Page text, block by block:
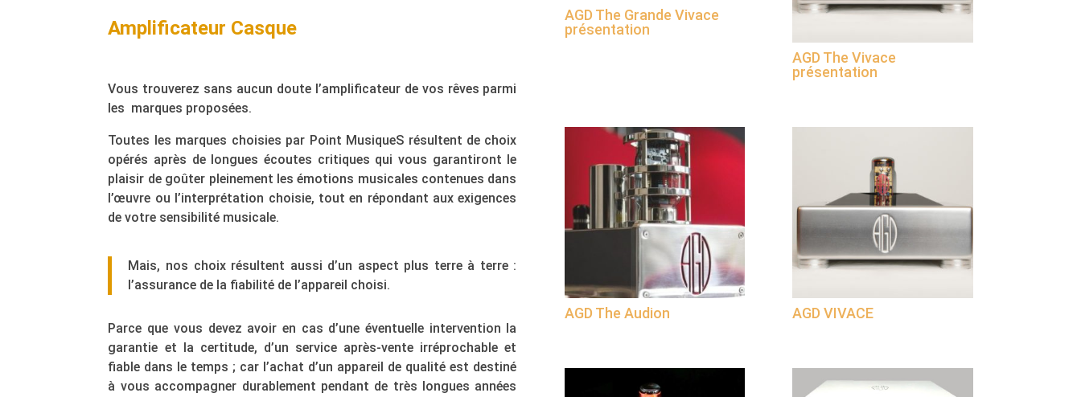
Amplificateur Casque
Vous trouverez sans aucun doute l’amplificateur de vos rêves parmi
les marques proposées.
Toutes les marques choisies par Point MusiqueS résultent de choix
opérés après de longues écoutes critiques qui vous garantiront le
plaisir de goûter pleinement les émotions musicales contenues dans
l’œuvre ou l’interprétation choisie, tout en répondant aux exigences
de votre sensibilité musicale.
Mais, nos choix résultent aussi d’un aspect plus terre à terre :
l’assurance de la fiabilité de l’appareil choisi.
Parce que vous devez avoir en cas d’une éventuelle intervention la
garantie et la certitude, d’un service après-vente irréprochable et
fiable dans le temps ; car l’achat d’un appareil de qualité est destiné
à vous accompagner durablement pendant de très longues années
AGD The Grande Vivace
présentation
AGD The Vivace
présentation
AGD The Audion AGD VIVACE